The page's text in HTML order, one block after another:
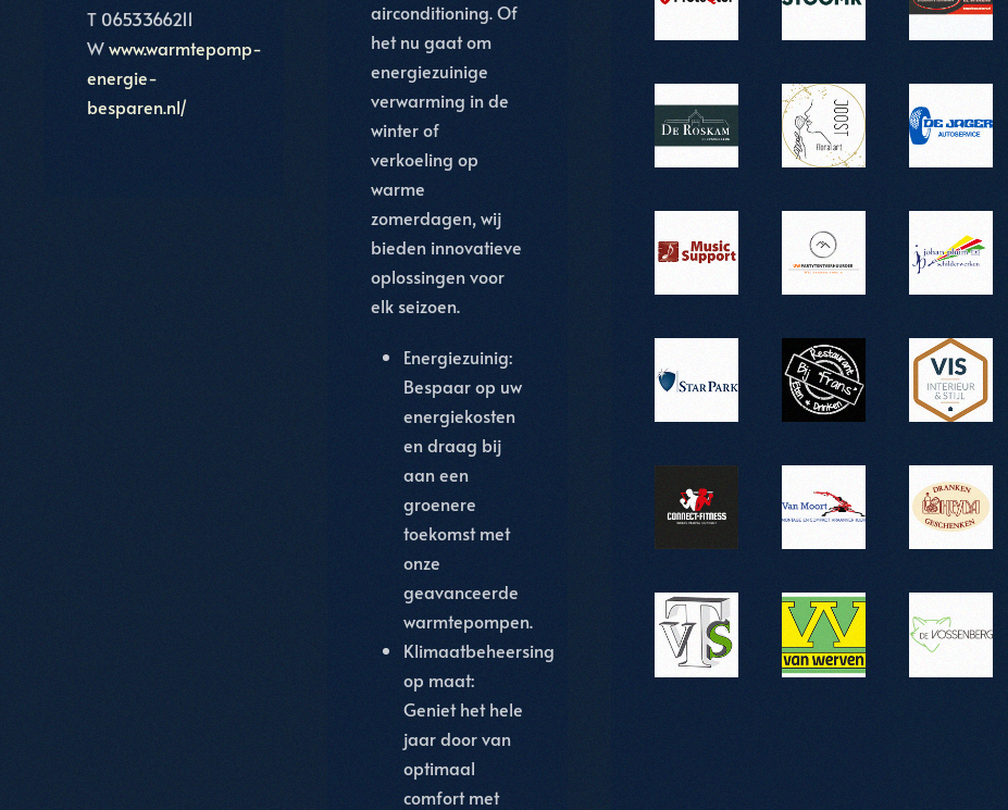
T 0653366211
Wwww.warmtepomp-
energie-
besparen.nl/
airconditioning. Of
het nu gaat om
energiezuinige
verwarming in de
winter of
verkoeling op
warme
zomerdagen, wij
bieden innovatieve
oplossingen voor
elk seizoen.
Energiezuinig:
Bespaar op uw
energiekosten
en draag bij
aan een
groenere
toekomst met
onze
geavanceerde
warmtepompen.
Klimaatbeheersing
op maat:
Geniet het hele
jaar door van
optimaal
comfort met